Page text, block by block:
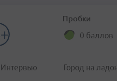
Пробки
0 баллов
Интервью Город на